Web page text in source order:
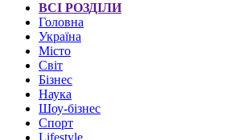
ВСІ РОЗДІЛИ
Головна
Україна
Місто
Світ
Бізнес
Наука
Шоу-бізнес
Спорт
Lifestyle